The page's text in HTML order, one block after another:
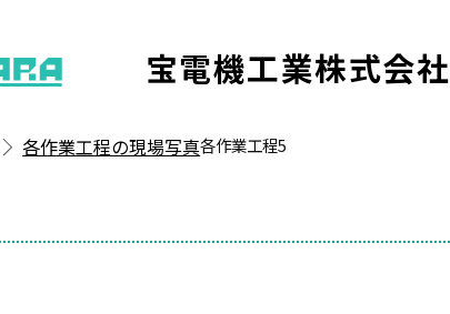
宝電機工業株式会社
各作業工程の現場写真各作業工程5